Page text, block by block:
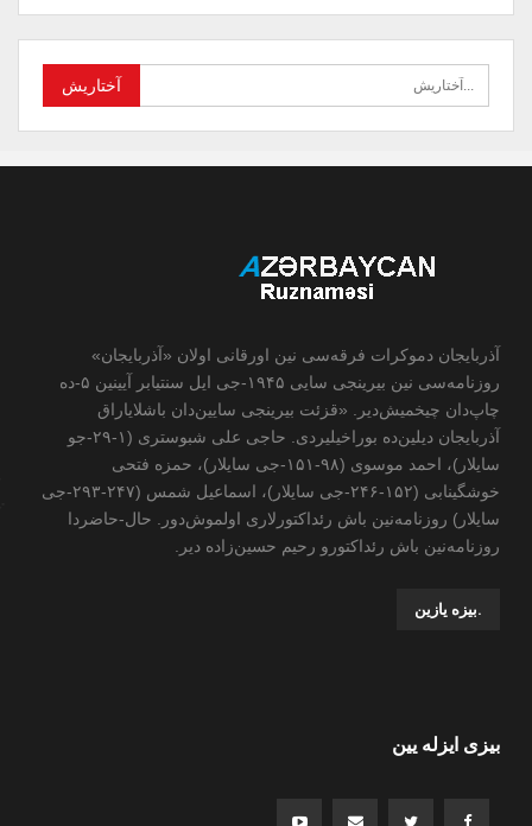
آذربایجان دموکرات فرقه‌سی نین اورقانی اولان «آذربایجان»
روزنامه‌سی نین بیرینجی سایی ۱۹۴۵-جی ایل سنتیابر آیینین ۵-ده
چاپ‌دان چیخمیش‌دیر. «قزئت بیرینجی سایین‌دان باشلایاراق
آذربایجان دیلین‌ده بوراخیلیردی. حاجی علی شبوستری (۱-۲۹-جو
سایلار)، احمد موسوی (۹۸-۱۵۱-جی سایلار)، حمزه فتحی
خوشگینابی (۱۵۲-۲۴۶-جی سایلار)، اسماعیل شمس (۲۴۷-۲۹۳-جی
سایلار) روزنامه‌نین باش رئداکتورلاری اولموش‌دور. حال-حاضردا
روزنامه‌نین باش رئداکتورو رحیم حسین‌زاده ‌دیر.
.بیزه یازین
بیزی ایزله یین